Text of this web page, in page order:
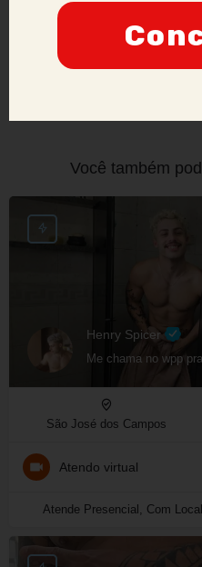
Nossa prioridade é a
nossos usuários, e
necessárias para manter
Você também
Henry Spicer
Me chama no wpp
São José dos Campos
Atendo virtual
Atende Presencial, Com